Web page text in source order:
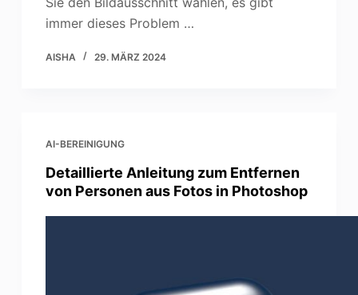
immer dieses Problem …
AISHA 29. MÄRZ 2024
AI-BEREINIGUNG
Detaillierte Anleitung zum Entfernen
von Personen aus Fotos in Photoshop